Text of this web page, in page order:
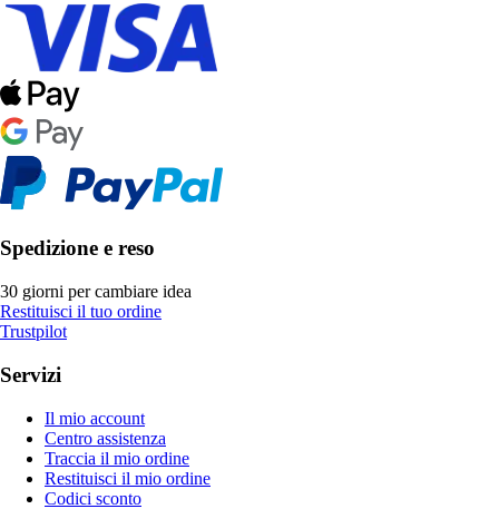
Spedizione e reso
30 giorni per cambiare idea
Restituisci il tuo ordine
Trustpilot
Servizi
Il mio account
Centro assistenza
Traccia il mio ordine
Restituisci il mio ordine
Codici sconto